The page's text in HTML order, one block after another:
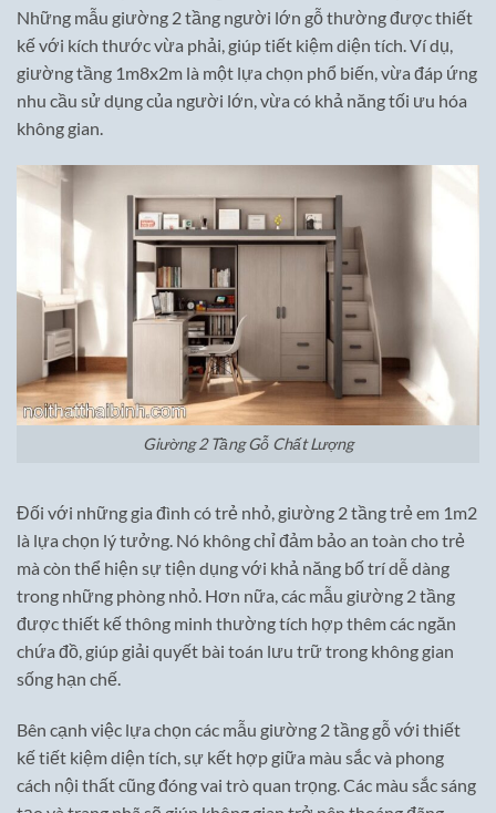
Những mẫu giường 2 tầng người lớn gỗ thường được thiết
kế với kích thước vừa phải, giúp tiết kiệm diện tích. Ví dụ,
giường tầng 1m8x2m là một lựa chọn phổ biến, vừa đáp ứng
nhu cầu sử dụng của người lớn, vừa có khả năng tối ưu hóa
không gian.
Giường 2 Tầng Gỗ Chất Lượng
Đối với những gia đình có trẻ nhỏ, giường 2 tầng trẻ em 1m2
là lựa chọn lý tưởng. Nó không chỉ đảm bảo an toàn cho trẻ
mà còn thể hiện sự tiện dụng với khả năng bố trí dễ dàng
trong những phòng nhỏ. Hơn nữa, các mẫu giường 2 tầng
được thiết kế thông minh thường tích hợp thêm các ngăn
chứa đồ, giúp giải quyết bài toán lưu trữ trong không gian
sống hạn chế.
Bên cạnh việc lựa chọn các mẫu giường 2 tầng gỗ với thiết
kế tiết kiệm diện tích, sự kết hợp giữa màu sắc và phong
cách nội thất cũng đóng vai trò quan trọng. Các màu sắc sáng